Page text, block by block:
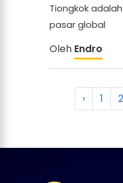
Tiongkok
pasar global
Oleh Endro
‹ 1 2